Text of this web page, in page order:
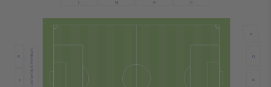
O
N
M
R
Q
P
GÄSTANDE SUPPORTRAR
K
J